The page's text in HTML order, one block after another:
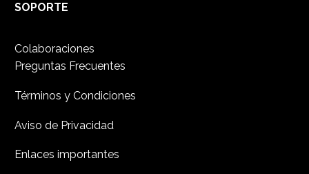
SOPORTE
Colaboraciones
Preguntas Frecuentes
Términos y Condiciones
Aviso de Privacidad
Enlaces importantes